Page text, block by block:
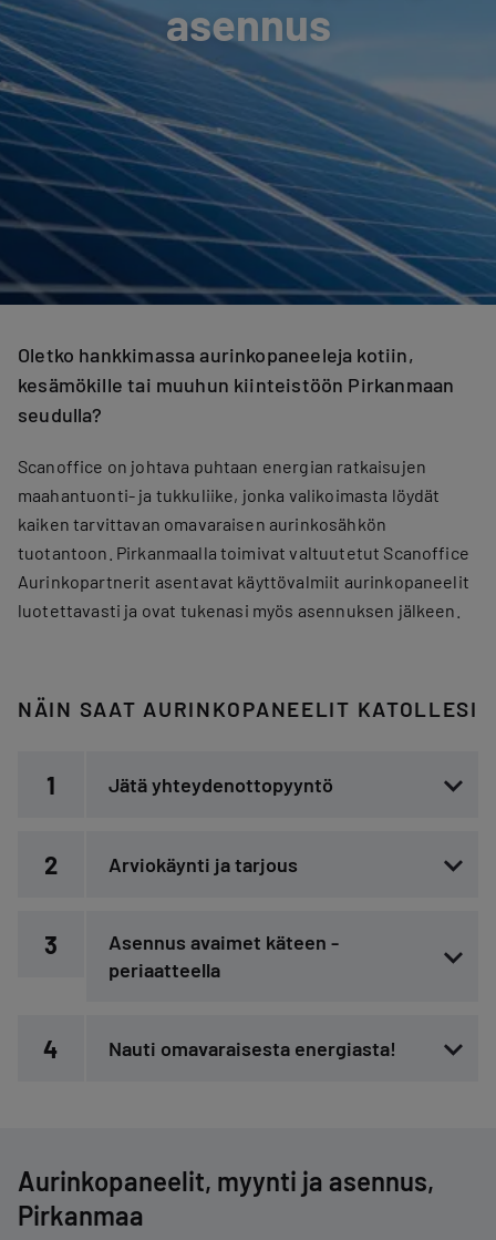
asennus
Oletko hankkimassa aurinkopaneeleja kotiin,
kesämökille tai muuhun kiinteistöön Pirkanmaan
seudulla?
Scanoffice on johtava puhtaan energian ratkaisujen
maahantuonti- ja tukkuliike, jonka valikoimasta löydät
kaiken tarvittavan omavaraisen aurinkosähkön
tuotantoon. Pirkanmaalla toimivat valtuutetut Scanoffice
Aurinkopartnerit asentavat käyttövalmiit aurinkopaneelit
luotettavasti ja ovat tukenasi myös asennuksen jälkeen.
NÄIN SAAT AURINKOPANEELIT KATOLLESI
1 Jätä yhteydenottopyyntö
2 Arviokäynti ja tarjous
3
Asennus avaimet käteen -
periaatteella
4 Nauti omavaraisesta energiasta!
Aurinkopaneelit, myynti ja asennus,
Pirkanmaa